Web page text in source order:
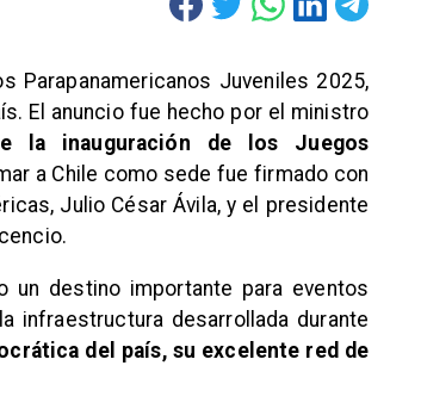
Parapanamericanos Juveniles 2025,
El anuncio fue hecho por el ministro
la inauguración de los Juegos
a Chile como sede fue firmado con
Julio César Ávila, y el presidente
un destino importante para eventos
infraestructura desarrollada durante
del país, su excelente red de